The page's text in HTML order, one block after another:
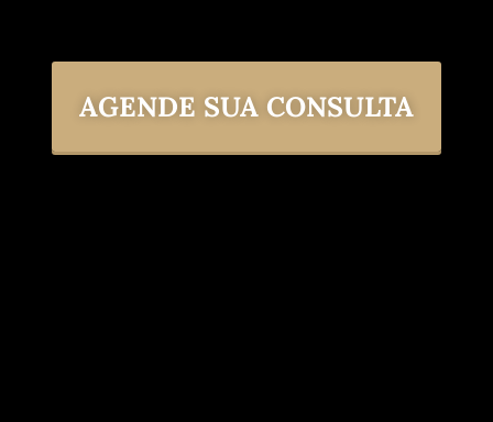
AGENDE SUA CONSULTA